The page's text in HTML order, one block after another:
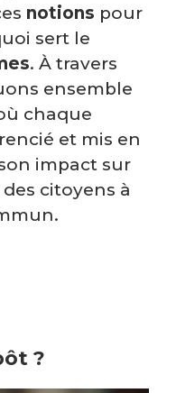
notions pour
sert le
. À travers
ensemble
chaque
et mis en
impact sur
des citoyens à
?